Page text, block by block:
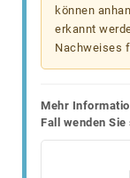
können
erkannt
Nachweises
Mehr
Fall wenden